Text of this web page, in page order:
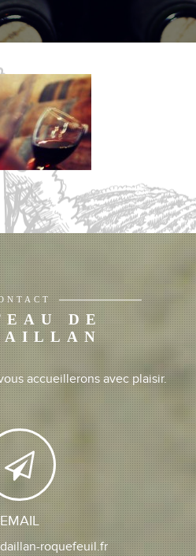
DE
accueillerons avec plaisir.
EMAIL
roquefeuil.fr